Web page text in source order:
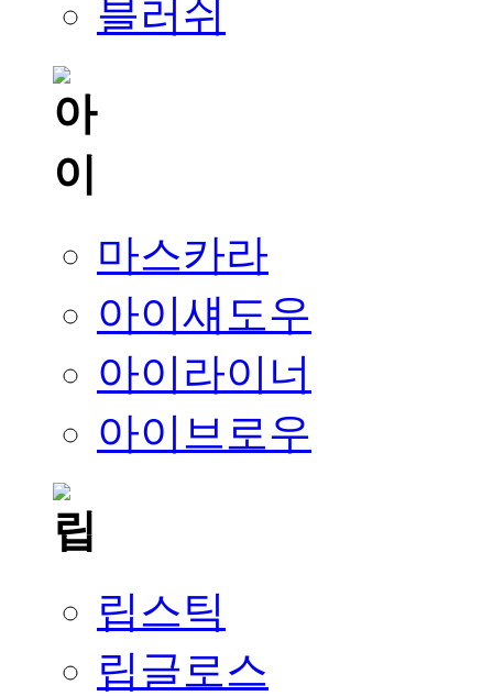
블러쉬
마스카라
아이섀도우
아이라이너
아이브로우
립스틱
립글로스